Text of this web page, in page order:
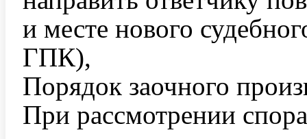
и месте нового
ГПК),
Порядок заочного
При рассмотрении